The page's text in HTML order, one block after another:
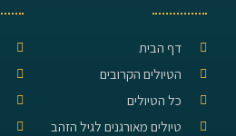
דף הבית
הטיולים הקרובים
כל הטיולים
טיולים מאורגנים לגיל הזהב